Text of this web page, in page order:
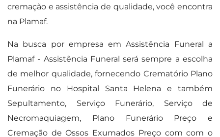
cremação e assistência de qualidade, você encontra
na Plamaf.
Na busca por empresa em Assistência Funeral a
Plamaf - Assistência Funeral será sempre a escolha
de melhor qualidade, fornecendo Crematório Plano
Funerário no Hospital Santa Helena e também
Sepultamento, Serviço Funerário, Serviço de
Necromaquiagem, Plano Funerário Preço e
Cremação de Ossos Exumados Preço com com o